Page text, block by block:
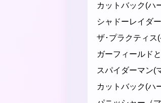
カットバック(ハ
シャドーレイダ
ザ･プラクティス
ガーフィールド
スパイダーマン(
カットバック(ハ